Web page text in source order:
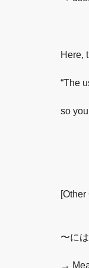
Here,
“The
so
[Other
〜には
→